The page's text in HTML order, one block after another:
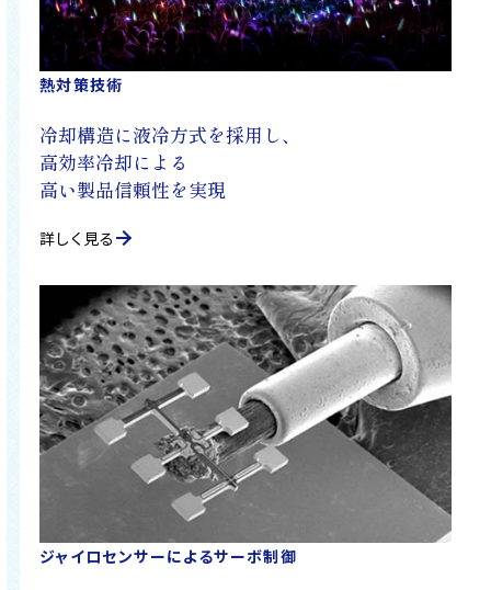
熱対策技術
冷却構造に液冷方式を採用し、
高効率冷却による
高い製品信頼性を実現
詳しく見る
ジャイロセンサーによるサーボ制御